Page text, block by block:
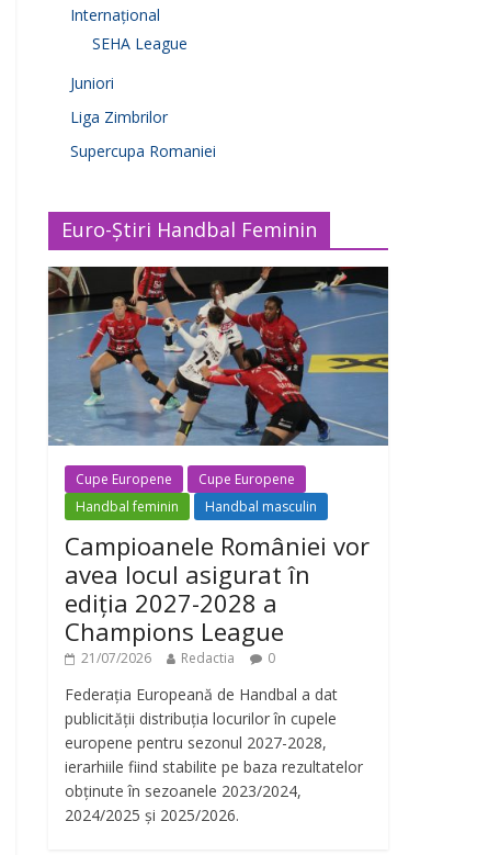
Internațional
SEHA League
Juniori
Liga Zimbrilor
Supercupa Romaniei
Euro-Știri Handbal Feminin
Cupe Europene
Cupe Europene
Handbal feminin
Handbal masculin
Campioanele României vor
avea locul asigurat în
ediția 2027-2028 a
Champions League
21/07/2026 Redactia 0
Federația Europeană de Handbal a dat
publicității distribuția locurilor în cupele
europene pentru sezonul 2027-2028,
ierarhiile fiind stabilite pe baza rezultatelor
obținute în sezoanele 2023/2024,
2024/2025 și 2025/2026.